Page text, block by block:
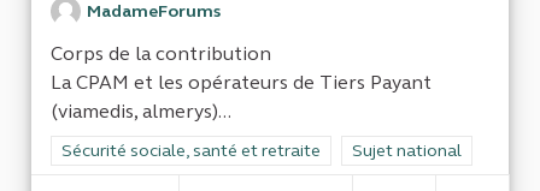
MadameForums
Corps de la contribution
La CPAM et les opérateurs de Tiers Payant
(viamedis, almerys)...
Filtrer les résultats de la catégorie : Sécurité sociale, santé
Sécurité sociale, santé et retraite Filtrer les résultats
Sujet national